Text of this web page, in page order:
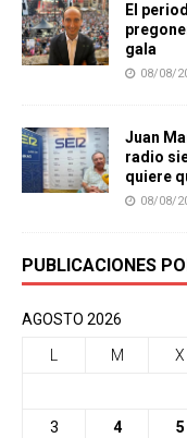
El
gala
08/08/
Juan
radio
quiere
08/08/
PUBLICACIONES
AGOSTO 2026
L M X
3 4 5